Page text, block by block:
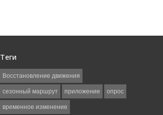
Теги
Восстановление движения
сезонный маршрут приложение опрос
временное изменение